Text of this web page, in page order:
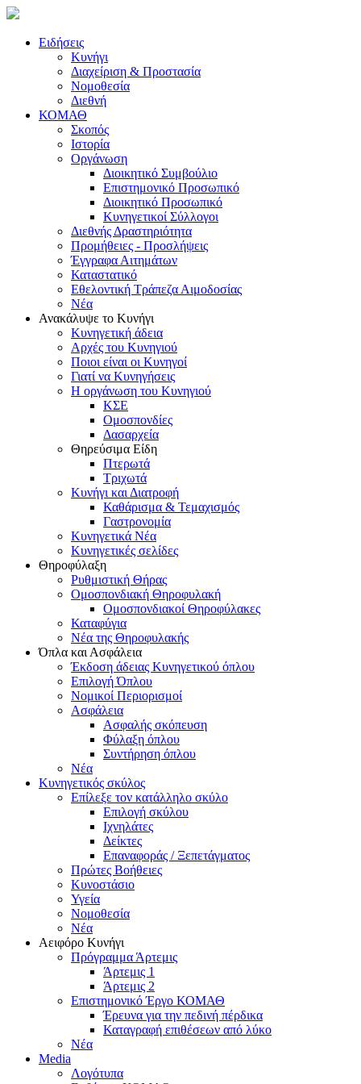
Ειδήσεις
Κυνήγι
Διαχείριση & Προστασία
Νομοθεσία
Διεθνή
ΚΟΜΑΘ
Σκοπός
Ιστορία
Οργάνωση
Διοικητικό Συμβούλιο
Επιστημονικό Προσωπικό
Διοικητικό Προσωπικό
Κυνηγετικοί Σύλλογοι
Διεθνής Δραστηριότητα
Προμήθειες - Προσλήψεις
Έγγραφα Αιτημάτων
Καταστατικό
Εθελοντική Τράπεζα Αιμοδοσίας
Νέα
Ανακάλυψε το Κυνήγι
Κυνηγετική άδεια
Αρχές του Κυνηγιού
Ποιοι είναι οι Κυνηγοί
Γιατί να Κυνηγήσεις
Η οργάνωση του Κυνηγιού
ΚΣΕ
Ομοσπονδίες
Δασαρχεία
Θηρεύσιμα Είδη
Πτερωτά
Τριχωτά
Κυνήγι και Διατροφή
Καθάρισμα & Τεμαχισμός
Γαστρονομία
Κυνηγετικά Νέα
Κυνηγετικές σελίδες
Θηροφύλαξη
Ρυθμιστική Θήρας
Ομοσπονδιακή Θηροφυλακή
Oμοσπονδιακοί Θηροφύλακες
Καταφύγια
Νέα της Θηροφυλακής
Όπλα και Ασφάλεια
Έκδοση άδειας Κυνηγετικού όπλου
Επιλογή Όπλου
Νομικοί Περιορισμοί
Ασφάλεια
Ασφαλής σκόπευση
Φύλαξη όπλου
Συντήρηση όπλου
Νέα
Κυνηγετικός σκύλος
Επίλεξε τον κατάλληλο σκύλο
Επιλογή σκύλου
Ιχνηλάτες
Δείκτες
Επαναφοράς / Ξεπετάγματος
Πρώτες Βοήθειες
Κυνοστάσιο
Υγεία
Νομοθεσία
Νέα
Αειφόρο Κυνήγι
Πρόγραμμα Άρτεμις
Άρτεμις 1
Άρτεμις 2
Επιστημονικό Έργο ΚΟΜΑΘ
Έρευνα για την πεδινή πέρδικα
Καταγραφή επιθέσεων από λύκο
Νέα
Media
Λογότυπα